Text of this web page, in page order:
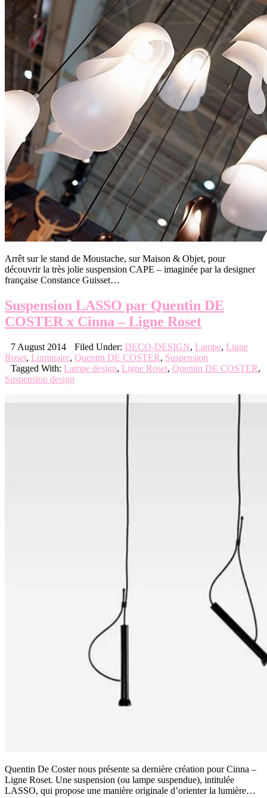
Arrêt sur le stand de Moustache, sur Maison & Objet, pour
découvrir la très jolie suspension CAPE – imaginée par la designer
française Constance Guisset…
Suspension LASSO par Quentin DE
COSTER x Cinna – Ligne Roset
7 August 2014 Filed Under: DECO-DESIGN, Lampe, Ligne
Roset, Luminaire, Quentin DE COSTER, Suspension
Tagged With: Lampe design, Ligne Roset, Quentin DE COSTER,
Suspension design
Quentin De Coster nous présente sa dernière création pour Cinna –
Ligne Roset. Une suspension (ou lampe suspendue), intitulée
LASSO, qui propose une manière originale d’orienter la lumière…